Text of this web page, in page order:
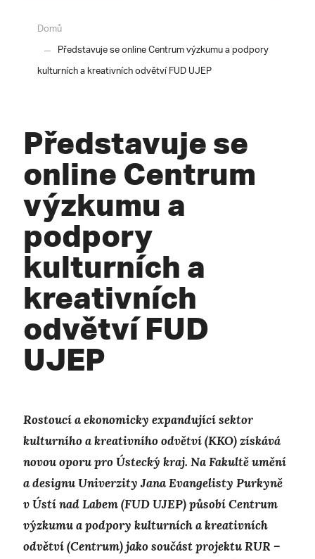
Domů
Představuje se online Centrum výzkumu a podpory
kulturních a kreativních odvětví FUD UJEP
Představuje se
online Centrum
výzkumu a
podpory
kulturních a
kreativních
odvětví FUD
UJEP
Rostoucí a ekonomicky expandující sektor
kulturního a kreativního odvětví (KKO) získává
novou oporu pro Ústecký kraj. Na Fakultě umění
a designu Univerzity Jana Evangelisty Purkyně
v Ústí nad Labem(FUDUJEP) působí Centrum
výzkumu a podpory kulturních a kreativních
odvětví (Centrum) jako součást projektu RUR –